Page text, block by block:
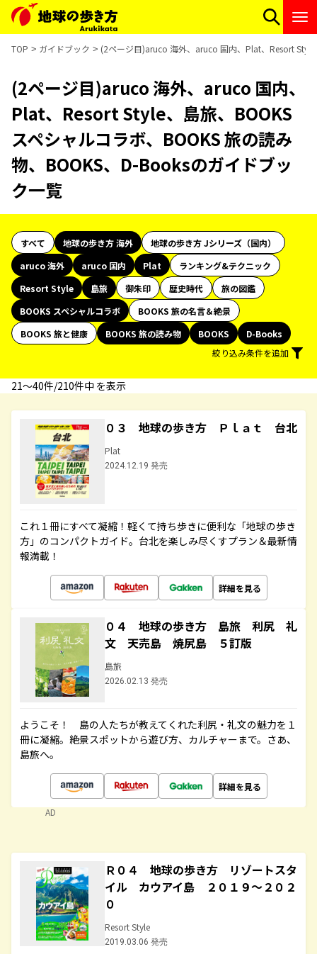
TOP ガイドブック (2ページ目)aruco 海外、aruco 国内、Plat、Resort
(2ページ目)aruco 海外、aruco 国内、
Plat、Resort Style、島旅、BOOKS
スペシャルコラボ、BOOKS 旅の読み
物、BOOKS、D-Booksのガイドブッ
ク一覧
すべて 地球の歩き方 海外
地球の歩き方 Jシリーズ（国内）
aruco 海外
aruco 国内 Plat
ランキング&テクニック
Resort Style
島旅 御朱印 歴史時代
旅の図鑑
BOOKS スペシャルコラボ
BOOKS 旅の名言＆絶景
BOOKS 旅と健康
BOOKS 旅の読み物 BOOKS
D-Books
絞り込み条件を追加
21〜40件/210件中 を表示
０３ 地球の歩き方 Ｐｌａｔ 台北
Plat
2024.12.19 発売
これ１冊にすべて凝縮！軽くて持ち歩きに便利な「地球の歩き
方」のコンパクトガイド。台北を楽しみ尽くすプラン＆最新情
報満載！
詳細を見る
０４ 地球の歩き方 島旅 利尻 礼
文 天売島 焼尻島 ５訂版
島旅
2026.02.13 発売
ようこそ！ 島の人たちが教えてくれた利尻・礼文の魅力を１
冊に凝縮。絶景スポットから遊び方、カルチャーまで。さあ、
島旅へ。
詳細を見る
AD
Ｒ０４ 地球の歩き方 リゾートスタ
イル カウアイ島 ２０１９～２０２
０
Resort Style
2019.03.06 発売